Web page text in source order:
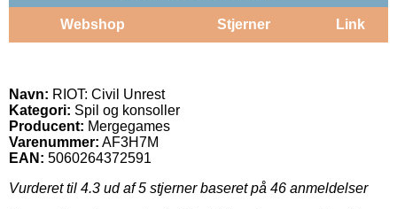
Webshop Stjerner Link
Navn: RIOT: Civil Unrest
Kategori: Spil og konsoller
Producent: Mergegames
Varenummer: AF3H7M
EAN: 5060264372591
Vurderet til 4.3 ud af 5 stjerner baseret på 46 anmeldelser